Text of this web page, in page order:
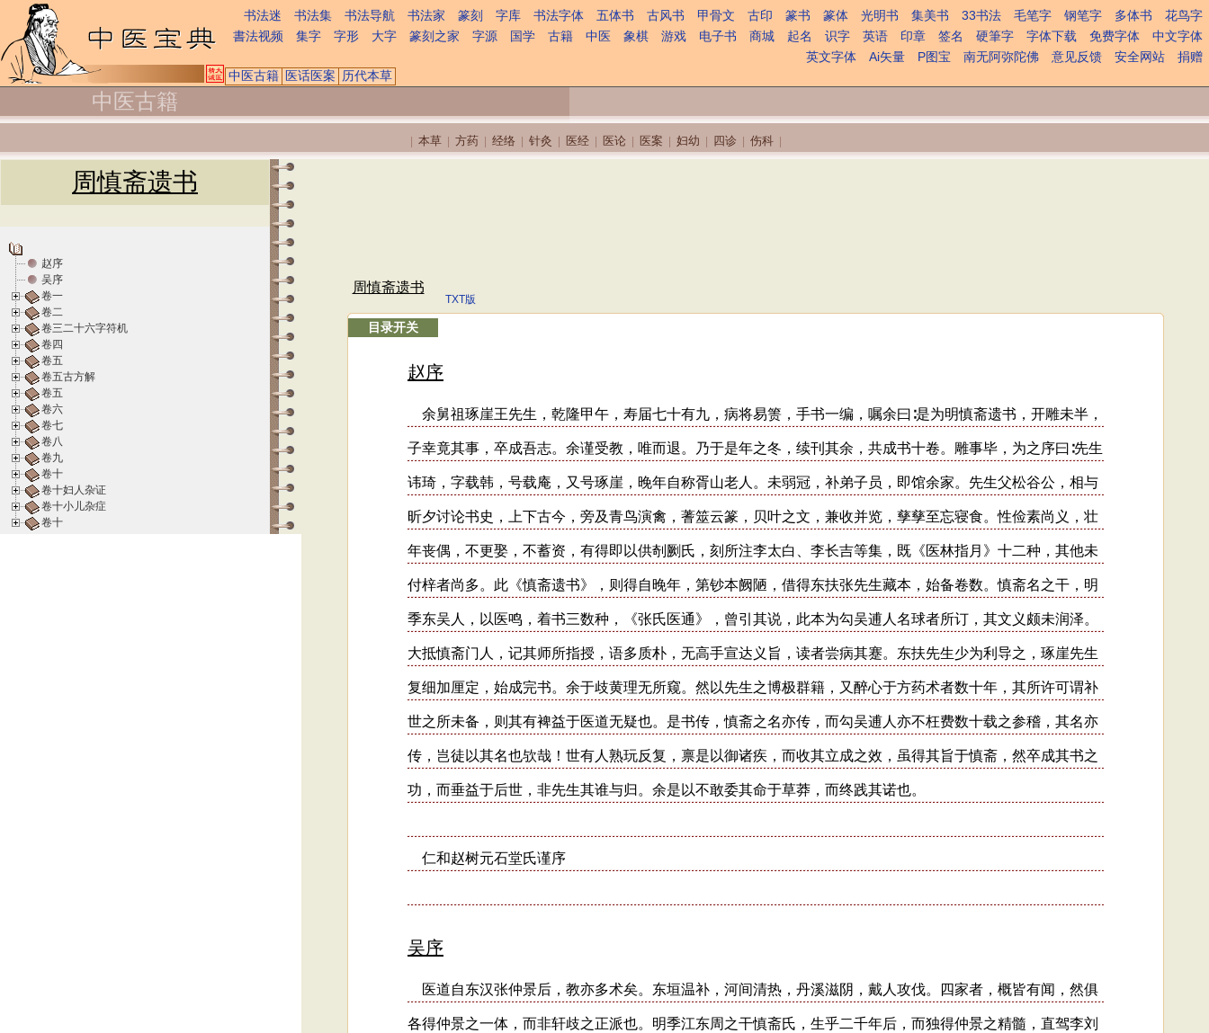
书法迷 书法集 书法导航 书法家 篆刻 字库 书法字体 五体书 古风书 甲骨文 古印 篆书 篆体 光明书 集美书 33书法 毛笔字 钢笔字 多体书
花鸟字
書法视频
集字 字形 大字 篆刻之家 字源 国学 古籍 中医 象棋 游戏 电子书 商城 起名 识字 英语 印章 签名 硬筆字 字体下载 免费字体
中文字体
英文字体
Ai矢量 P图宝 南无阿弥陀佛 意见反馈 安全网站
捐赠
中医古籍 医话医案 历代本草
中医古籍
本草 方药 经络 针灸 医经 医论 医案 妇幼 四诊 伤科
周慎斋遗书
赵序
吴序
卷一
卷二
卷三二十六字符机
卷四
卷五
卷五古方解
卷五
卷六
卷七
卷八
卷九
卷十
卷十妇人杂证
卷十小儿杂症
卷十
周慎斋遗书
TXT版
目录开关